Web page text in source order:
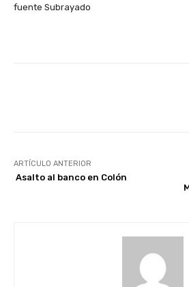
fuente Subrayado
ARTÍCULO ANTERIOR
Asalto al banco en Colón